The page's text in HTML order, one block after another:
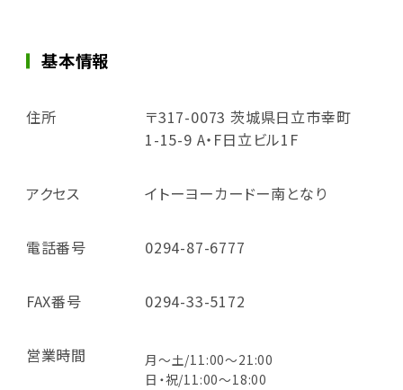
基本情報
住所
〒317-0073 茨城県日立市幸町
1-15-9 A・F日立ビル1F
アクセス イトーヨーカードー南となり
電話番号 0294-87-6777
FAX番号 0294-33-5172
営業時間
月～土/11:00～21:00
日・祝/11:00～18:00